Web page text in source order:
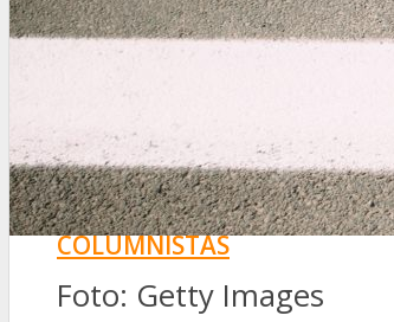
MEDIOAMBIENTE
RIESGOS DEL TRABAJO
SEGURIDAD VIAL
TV
DIGITAL
COLUMNISTAS
ESTADÍSTICAS
Foto: Getty Images